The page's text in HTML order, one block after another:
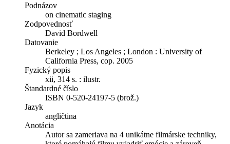
Podnázov
on cinematic staging
Zodpovednosť
David Bordwell
Datovanie
Berkeley ; Los Angeles ; London : University of
California Press, cop. 2005
Fyzický popis
xii, 314 s. : ilustr.
Štandardné číslo
ISBN 0-520-24197-5 (brož.)
Jazyk
angličtina
Anotácia
Autor sa zameriava na 4 unikátne filmárske techniky,